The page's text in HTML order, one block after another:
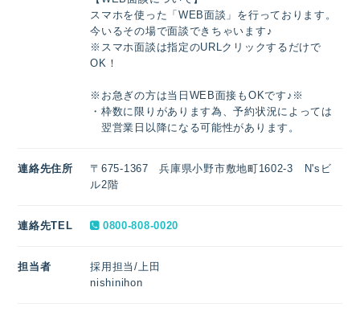
スマホを使った「WEB面談」を行っております。
今いるその場で面談できちゃいます♪
※スマホ面談は指定のURLクリックするだけで
OK！
※お急ぎの方は当日WEB面接もOKです♪※
・枠数に限りがあります為、予約状況によっては
翌営業日以降になる可能性があります。
連絡先住所
〒675-1367 兵庫県小野市敷地町1602-3 N'sビ
ル2階
連絡先TEL 0800-808-0020
担当者
採用担当/上田
nishinihon